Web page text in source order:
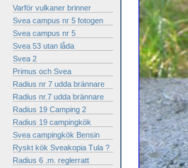
Varför vulkaner brinner
Svea campus nr 5 fotogen
Svea campus nr 5
Svea 53 utan låda
Svea 2
Primus och Svea
Radius nr 7 udda brännare
Radius nr.7 udda brännare
Radius 19 Camping 2
Radius 19 campingkök
Svea campingkök Bensin
Ryskt kök Sveakopia Tula ?
Radius 6 .m. reglerratt